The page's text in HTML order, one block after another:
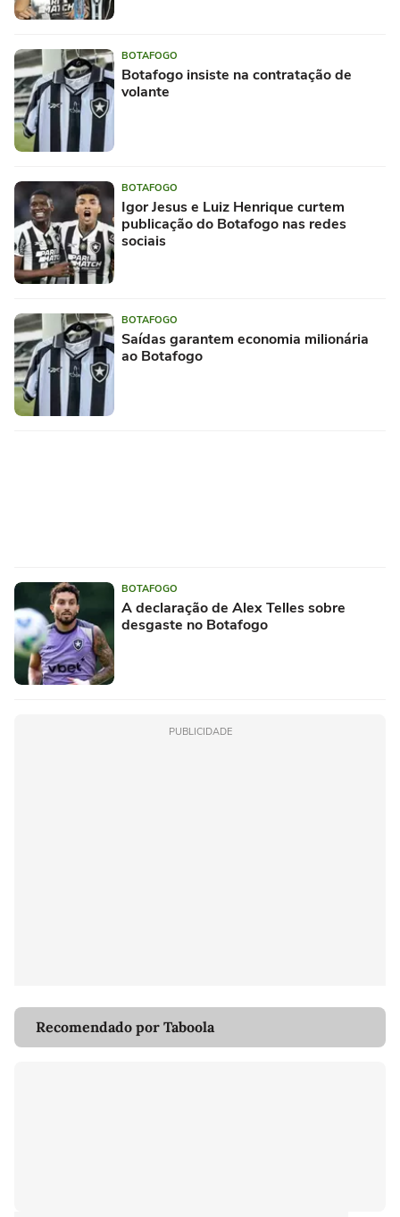
BOTAFOGO
Botafogo insiste na contratação de
volante
BOTAFOGO
Igor Jesus e Luiz Henrique curtem
publicação do Botafogo nas redes
sociais
BOTAFOGO
Saídas garantem economia milionária
ao Botafogo
BOTAFOGO
A declaração de Alex Telles sobre
desgaste no Botafogo
PUBLICIDADE
Recomendado por Taboola